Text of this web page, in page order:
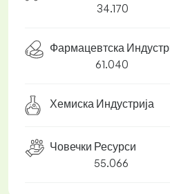
34.170
Фармацевтска
61.040
Хемиска Индустрија
Човечки Ресурси
55.066